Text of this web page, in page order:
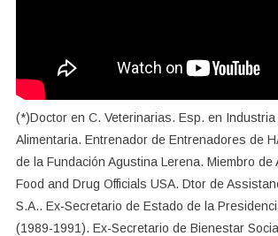
(*)Doctor en C. Veterinarias. Esp. en Industria
Alimentaria. Entrenador de Entrenadores de
de la Fundación Agustina Lerena. Miembro de
Food and Drug Officials USA. Dtor de
S.A.. Ex-Secretario de Estado de la
(1989-1991). Ex-Secretario de Bienestar